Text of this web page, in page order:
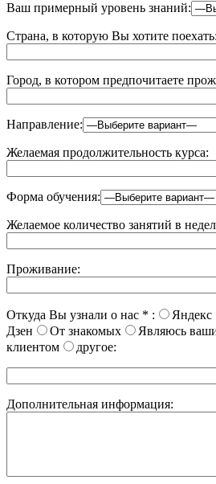
Ваш примерный уровень знаний:
Страна, в которую Вы хотите поехать:
Город, в котором предпочитаете
Направление:
Желаемая продолжительность курса:
Форма обучения:
Желаемое количество занятий в
Проживание:
Откуда Вы узнали о нас * : Яндекс
Дзен
От знакомых
Являюсь
клиентом
другое:
Дополнительная информация: